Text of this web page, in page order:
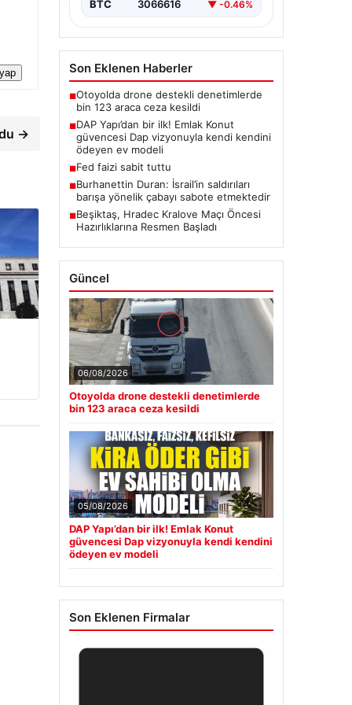
→
BTC 3066616 ▼ -0.46%
Son Eklenen Haberler
■Otoyolda drone destekli denetimlerde
bin 123 araca ceza kesildi
■DAP Yapı’dan bir ilk! Emlak Konut
güvencesi Dap vizyonuyla kendi kendini
ödeyen ev modeli
■Fed faizi sabit tuttu
■Burhanettin Duran: İsrail’in saldırıları
barışa yönelik çabayı sabote etmektedir
■Beşiktaş, Hradec Kralove Maçı Öncesi
Hazırlıklarına Resmen Başladı
Güncel
06/08/2026
Otoyolda drone destekli denetimlerde
bin 123 araca ceza kesildi
05/08/2026
DAP Yapı’dan bir ilk! Emlak Konut
güvencesi Dap vizyonuyla kendi kendini
ödeyen ev modeli
Son Eklenen Firmalar